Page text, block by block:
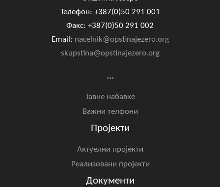
Телефон: +387(0)50 291 001
Факс: +387(0)50 291 002
Email: nacelnik@opstinajezero.org
skupstina@opstinajezero.org
...
Јавне набавке
Важни телфони
Пројекти
Актуелни пројекти
Реализовани пројекти
Документи